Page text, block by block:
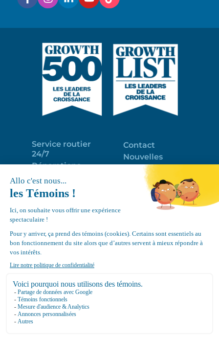
Service routier
24/7
Réparations
Programme
d’entretien
Déneigement
de toits
Équipements
Contact
Nouvelles
Portail clients
Emploi
Politique de
Google
4.7